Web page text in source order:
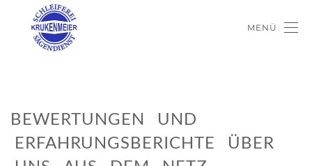
MENÜ
BEWERTUNGEN UND
ERFAHRUNGSBERICHTE ÜBER